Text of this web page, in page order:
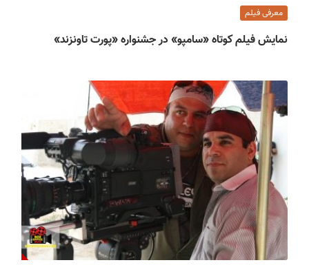
معرفی فیلم
نمایش فیلم کوتاه «سامپو» در جشنواره «پورت تاونزند»